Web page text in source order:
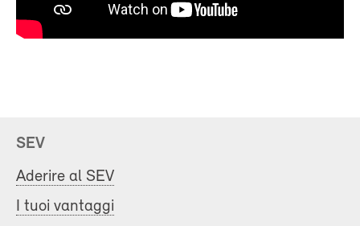
SEV
Aderire al SEV
I tuoi vantaggi